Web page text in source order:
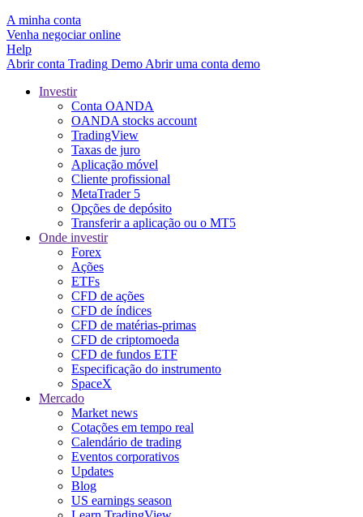
A minha conta
Venha negociar online
Help
Abrir conta Trading Demo Abrir uma conta demo
Investir
Conta OANDA
OANDA stocks account
TradingView
Taxas de juro
Aplicação móvel
Cliente profissional
MetaTrader 5
Opções de depósito
Transferir a aplicação ou o MT5
Onde investir
Forex
Ações
ETFs
CFD de ações
CFD de índices
CFD de matérias-primas
CFD de criptomoeda
CFD de fundos ETF
Especificação do instrumento
SpaceX
Mercado
Market news
Cotações em tempo real
Calendário de trading
Eventos corporativos
Updates
Blog
US earnings season